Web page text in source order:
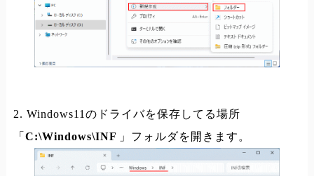
2. Windows11のドライバを保存してる場所
「 C:\Windows\INF 」フォルダを開きます。